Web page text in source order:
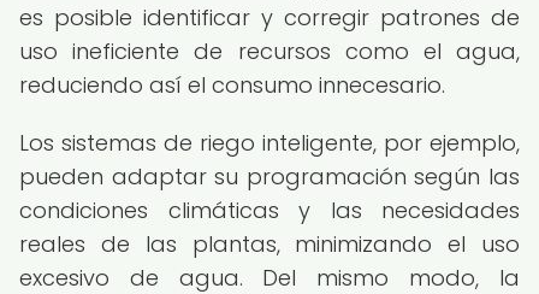
es posible identificar y corregir patrones de
uso ineficiente de recursos como el agua,
reduciendo así el consumo innecesario.
Los sistemas de riego inteligente, por ejemplo,
pueden adaptar su programación según las
condiciones climáticas y las necesidades
reales de las plantas, minimizando el uso
excesivo de agua. Del mismo modo, la